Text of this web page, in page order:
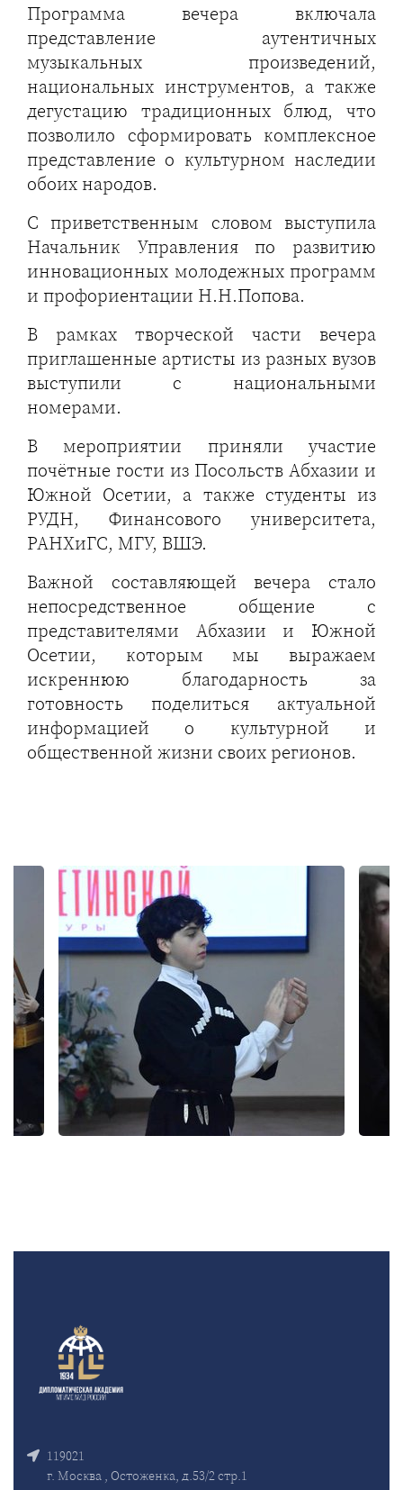
Программа вечера включала
представление аутентичных
музыкальных произведений,
национальных инструментов, а также
дегустацию традиционных блюд, что
позволило сформировать комплексное
представление о культурном наследии
обоих народов.
С приветственным словом выступила
Начальник Управления по развитию
инновационных молодежных программ
и профориентации Н.Н.Попова.
В рамках творческой части вечера
приглашенные артисты из разных вузов
выступили с национальными
номерами.
В мероприятии приняли участие
почётные гости из Посольств Абхазии и
Южной Осетии, а также студенты из
РУДН, Финансового университета,
РАНХиГС, МГУ, ВШЭ.
Важной составляющей вечера стало
непосредственное общение с
представителями Абхазии и Южной
Осетии, которым мы выражаем
искреннюю благодарность за
готовность поделиться актуальной
информацией о культурной и
общественной жизни своих регионов.
119021
г. Москва , Остоженка, д.53/2 стр.1